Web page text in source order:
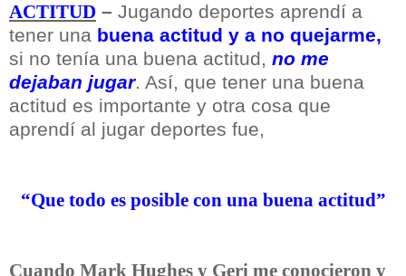
ACTITUD – Jugando deportes aprendí a
tener una buena actitud y a no quejarme,
si no tenía una buena actitud, no me
dejaban jugar. Así, que tener una buena
actitud es importante y otra cosa que
aprendí al jugar deportes fue,
“Que todo es posible con una buena actitud”
Cuando Mark Hughes y Geri me conocieron y